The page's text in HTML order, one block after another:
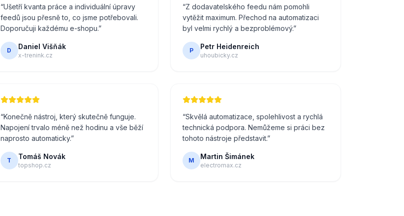
“Ušetří kvanta práce a individuální úpravy
feedů jsou přesně to, co jsme potřebovali.
Doporučuji každému e-shopu.”
D Daniel Višňák
x-trenink.cz
“Z dodavatelského feedu nám pomohli
vytěžit maximum. Přechod na automatizaci
byl velmi rychlý a bezproblémový.”
P Petr Heidenreich
uhoubicky.cz
“Konečně nástroj, který skutečně funguje.
Napojení trvalo méně než hodinu a vše běží
naprosto automaticky.”
T Tomáš Novák
topshop.cz
“Skvělá automatizace, spolehlivost a rychlá
technická podpora. Nemůžeme si práci bez
tohoto nástroje představit.”
M Martin Šimánek
electromax.cz